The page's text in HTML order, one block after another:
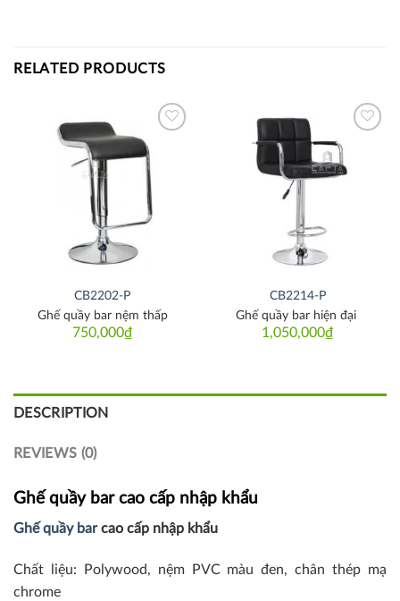
RELATED PRODUCTS
CB2202-P
750,000₫
Ghế quầy bar nệm thấp
CB2214-P
1,050,000₫
Ghế quầy bar hiện đại
DESCRIPTION
REVIEWS (0)
Ghế quầy bar cao cấp nhập khẩu
Ghế quầy barcao cấp nhập khẩu
Chất liệu: Polywood, nệm PVC màu đen, chân thép mạ
chrome